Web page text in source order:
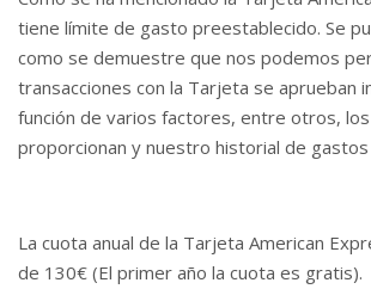
tiene límite de gasto preestablecido. Se
como se demuestre que nos podemos
transacciones con la Tarjeta se aprueban
función de varios factores, entre otros,
proporcionan y nuestro historial de
La cuota anual de la Tarjeta American
de 130€ (El primer año la cuota es gratis).